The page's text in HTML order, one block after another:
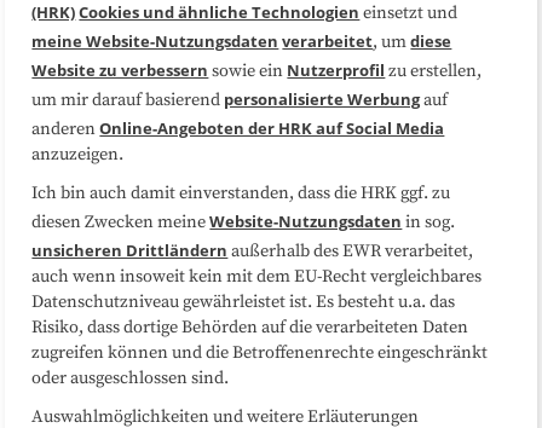
Medienarbeit Kooperationen
Datenschutzerklärung Impressum
Sitemap
Folgen Sie uns
(HRK)Cookies und ähnliche Technologien einsetzt und
meine Website-Nutzungsdaten verarbeitet, umdiese
Website zu verbessern sowie ein Nutzerprofil zu erstellen,
um mir darauf basierend personalisierte Werbungauf
anderenOnline-Angeboten der HRK auf Social Media
anzuzeigen.
Ich bin auch damit einverstanden, dass die HRK ggf. zu
diesen Zwecken meineWebsite-Nutzungsdaten in sog.
unsicheren Drittländern außerhalb des EWR verarbeitet,
auch wenn insoweit kein mit dem EU-Recht vergleichbares
Datenschutzniveau gewährleistet ist. Es besteht u.a. das
Risiko, dass dortige Behörden auf die verarbeiteten Daten
zugreifen können und die Betroffenenrechte eingeschränkt
oder ausgeschlossen sind.
Auswahlmöglichkeiten und weitere Erläuterungen